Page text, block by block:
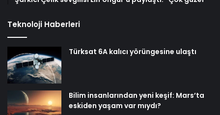
Teknoloji Haberleri
Türksat 6A kalıcı yörüngesine ulaştı
Bilim insanlarından yeni keşif: Mars’ta
eskiden yaşam var mıydı?